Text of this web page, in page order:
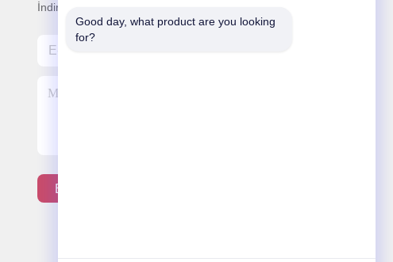
İndirimler ve daha fazlası için bültenimize abone olun.
Bizimle İletişim
Good day, what product are you looking
for?